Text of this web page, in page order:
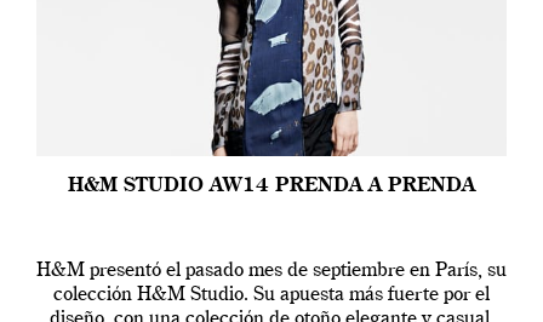
H&M STUDIO AW14 PRENDA A PRENDA
H&M presentó el pasado mes de septiembre en París, su
colección H&M Studio. Su apuesta más fuerte por el